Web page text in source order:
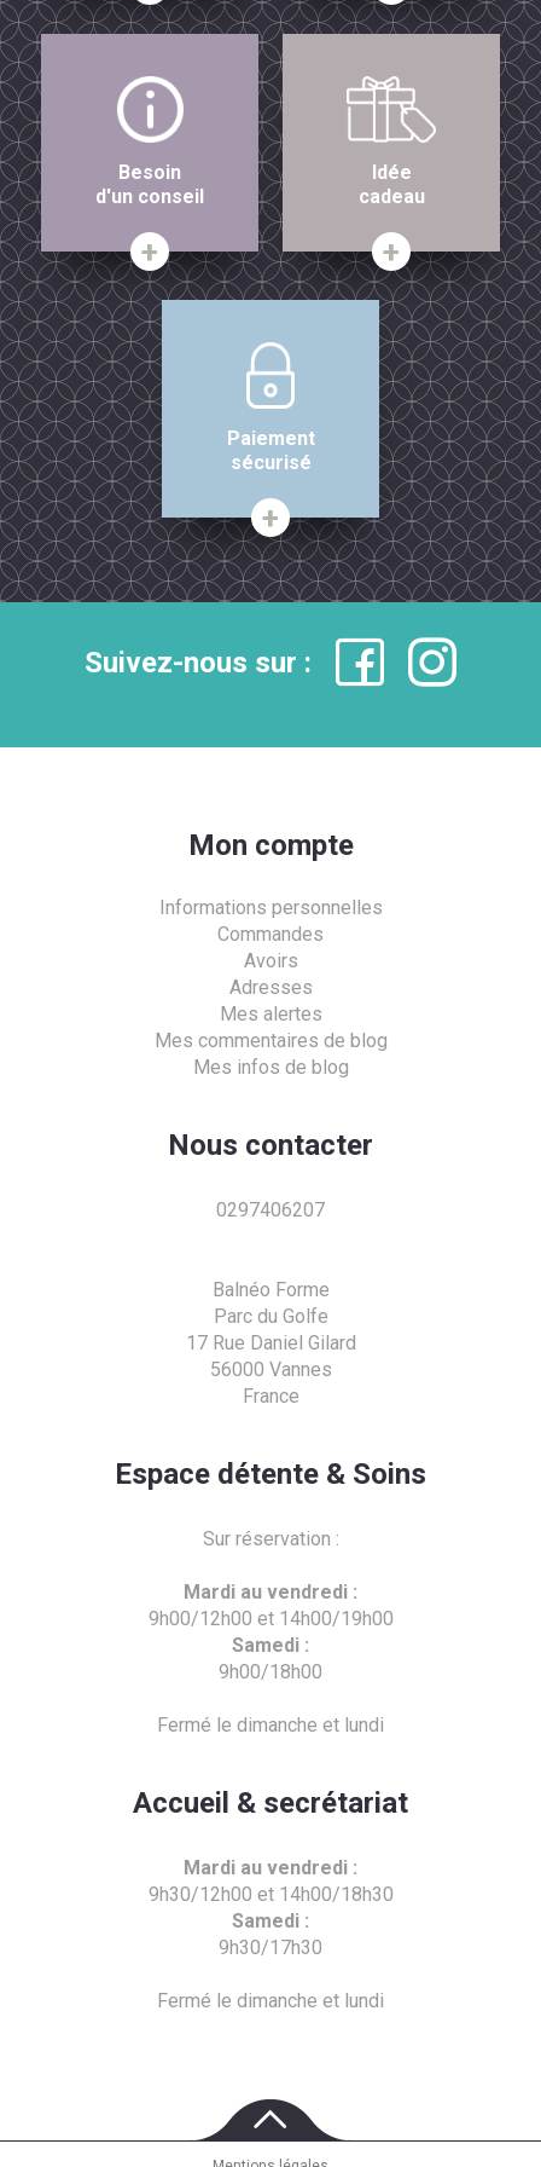
Besoin
d'un conseil
Idée
cadeau
Paiement
sécurisé
Suivez-nous sur :
Mon compte
Informations personnelles
Commandes
Avoirs
Adresses
Mes alertes
Mes commentaires de blog
Mes infos de blog
Nous contacter
0297406207
Balnéo Forme
Parc du Golfe
17 Rue Daniel Gilard
56000 Vannes
France
Espace détente & Soins
Sur réservation :
Mardi au vendredi :
9h00/12h00 et 14h00/19h00
Samedi :
9h00/18h00
Fermé le dimanche et lundi
Accueil & secrétariat
Mardi au vendredi :
9h30/12h00 et 14h00/18h30
Samedi :
9h30/17h30
Fermé le dimanche et lundi